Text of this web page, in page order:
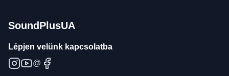
SoundPlusUA
Lépjen velünk kapcsolatba
@